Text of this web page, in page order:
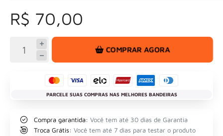
R$ 70,00
COMPRAR AGORA
PARCELE SUAS COMPRAS NAS MELHORES BANDEIRAS
Compra garantida: Você tem até 30 dias de Garantia
Troca Grátis: Você tem até 7 dias para testar o produto